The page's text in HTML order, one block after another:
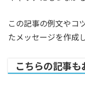
この記事の例文やコ
たメッセージを作成
こちらの記事も